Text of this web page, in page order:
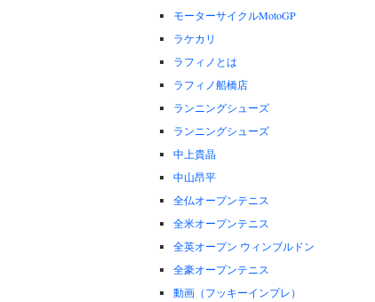
モーターサイクルMotoGP
ラケカリ
ラフィノとは
ラフィノ船橋店
ランニングシューズ
ランニングシューズ
中上貴晶
中山昂平
全仏オープンテニス
全米オープンテニス
全英オープン ウィンブルドン
全豪オープンテニス
動画（フッキーインプレ）